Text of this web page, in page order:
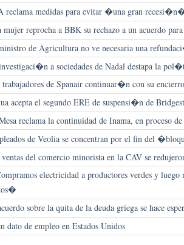
reclama medidas para evitar �una gran
mujer reprocha a BBK su rechazo a un acuerdo
de Agricultura no ve necesaria una
a sociedades de Nadal destapa la
de Spanair continuar�n con su
acepta el segundo ERE de suspensi�n de
reclama la continuidad de Inama, en proceso
de Veolia se concentran por el fin del
del comercio minorista en la CAV se
electricidad a productores verdes y luego
sobre la quita de la deuda griega se hace
dato de empleo en Estados Unidos